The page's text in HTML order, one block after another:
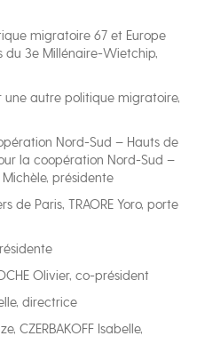
migratoire 67 et Europe
du 3e Millénaire-Wietchip,
une autre politique migratoire,
Nord-Sud – Hauts de
la coopération Nord-Sud –
Michèle, présidente
de Paris, TRAORE Yoro, porte
Olivier, co-président
directrice
CZERBAKOFF Isabelle,